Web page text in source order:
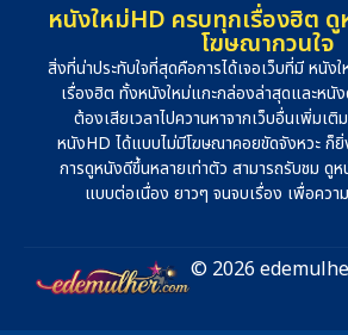
หนังใหม่HD ครบทุกเรื่องฮิต ดู
โฆษณากวนใจ
สิ่งที่น่าประทับใจที่สุดคือการได้เจอเว็บที่มี หนัง
เรื่องฮิต ทั้งหนังใหม่แกะกล่องล่าสุดและหนัง
ต้องเสียเวลาไปควานหาจากเว็บอื่นเพิ่มเติ
หนังHD ได้แบบไม่มีโฆษณาคอยขัดจังหวะ ก็
การดูหนังดีขึ้นหลายเท่าตัว สามารถรับชม ดู
แบบต่อเนื่อง ยาวๆ จนจบเรื่อง เพื่อควา
© 2026